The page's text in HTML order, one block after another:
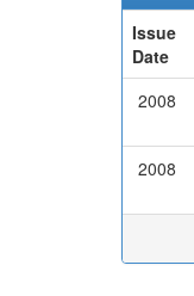
Issue
Date
2008
2008